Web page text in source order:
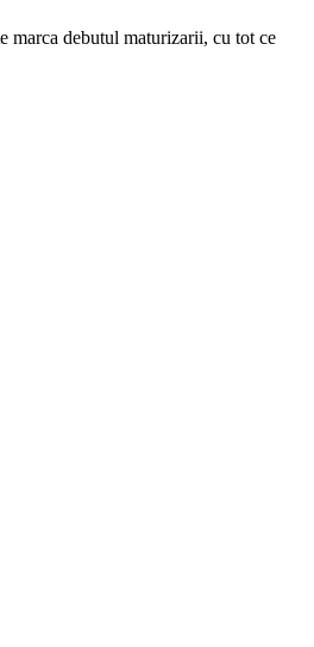
marca debutul maturizarii, cu tot ce